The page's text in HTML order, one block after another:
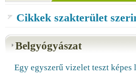
Cikkek szakterület
Belgyógyászat
Egy egyszerű vizelet teszt képes